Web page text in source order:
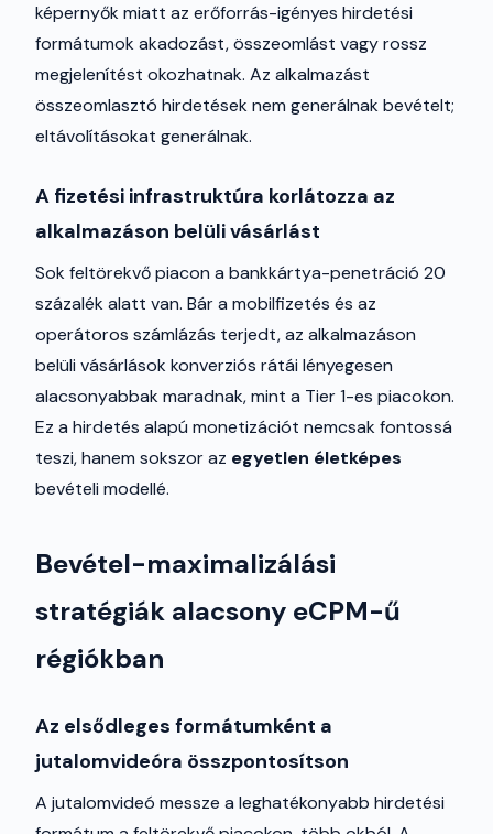
képernyők miatt az erőforrás-igényes hirdetési
formátumok akadozást, összeomlást vagy rossz
megjelenítést okozhatnak. Az alkalmazást
összeomlasztó hirdetések nem generálnak bevételt;
eltávolításokat generálnak.
A fizetési infrastruktúra korlátozza az
alkalmazáson belüli vásárlást
Sok feltörekvő piacon a bankkártya-penetráció 20
százalék alatt van. Bár a mobilfizetés és az
operátoros számlázás terjedt, az alkalmazáson
belüli vásárlások konverziós rátái lényegesen
alacsonyabbak maradnak, mint a Tier 1-es piacokon.
Ez a hirdetés alapú monetizációt nemcsak fontossá
teszi, hanem sokszor az egyetlen életképes
bevételi modellé.
Bevétel-maximalizálási
stratégiák alacsony eCPM-ű
régiókban
Az elsődleges formátumként a
jutalomvideóra összpontosítson
A jutalomvideó messze a leghatékonyabb hirdetési